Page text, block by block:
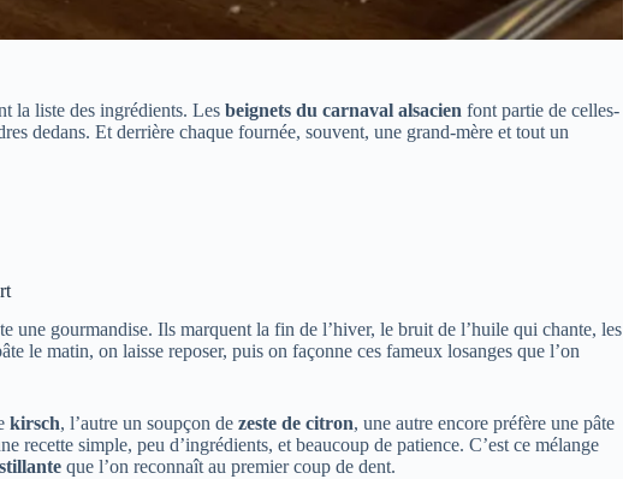
la liste des ingrédients. Les beignets du carnaval alsacien font partie de celles-
dedans. Et derrière chaque fournée, souvent, une grand-mère et tout un
une gourmandise. Ils marquent la fin de l’hiver, le bruit de l’huile qui chante, les
le matin, on laisse reposer, puis on façonne ces fameux losanges que l’on
kirsch, l’autre un soupçon de zeste de citron, une autre encore préfère une pâte
recette simple, peu d’ingrédients, et beaucoup de patience. C’est ce mélange
que l’on reconnaît au premier coup de dent.